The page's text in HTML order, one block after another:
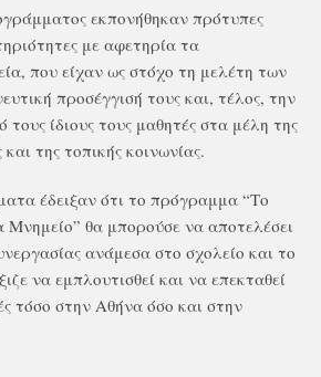
εκπονήθηκαν πρότυπες
με αφετηρία τα
που είχαν ως στόχο τη μελέτη των
προσέγγισή τους και, τέλος, την
ίδιους τους μαθητές στα μέλη της
της τοπικής κοινωνίας.
έδειξαν ότι το πρόγραμμα “Το
Μνημείο” θα μπορούσε να αποτελέσει
ανάμεσα στο σχολείο και το
να εμπλουτισθεί και να επεκταθεί
τόσο στην Αθήνα όσο και στην